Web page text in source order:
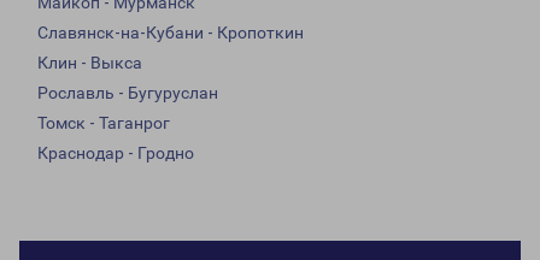
Славянск-на-Кубани - Кропоткин
Клин - Выкса
Рославль - Бугуруслан
Томск - Таганрог
Краснодар - Гродно